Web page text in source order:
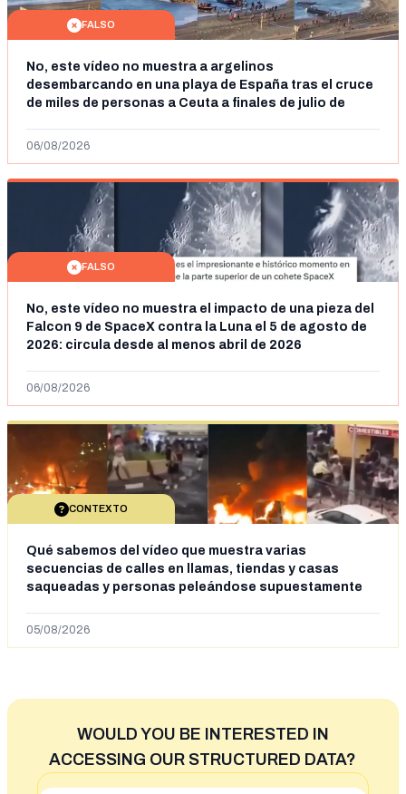
FALSO
No, este vídeo no muestra a argelinos
desembarcando en una playa de España tras el cruce
de miles de personas a Ceuta a finales de julio de
06/08/2026
FALSO
No, este vídeo no muestra el impacto de una pieza del
Falcon 9 de SpaceX contra la Luna el 5 de agosto de
2026: circula desde al menos abril de 2026
06/08/2026
CONTEXTO
Qué sabemos del vídeo que muestra varias
secuencias de calles en llamas, tiendas y casas
saqueadas y personas peleándose supuestamente
situación irregular a Ceuta
05/08/2026
WOULD YOU BE INTERESTED IN
ACCESSING OUR STRUCTURED DATA?